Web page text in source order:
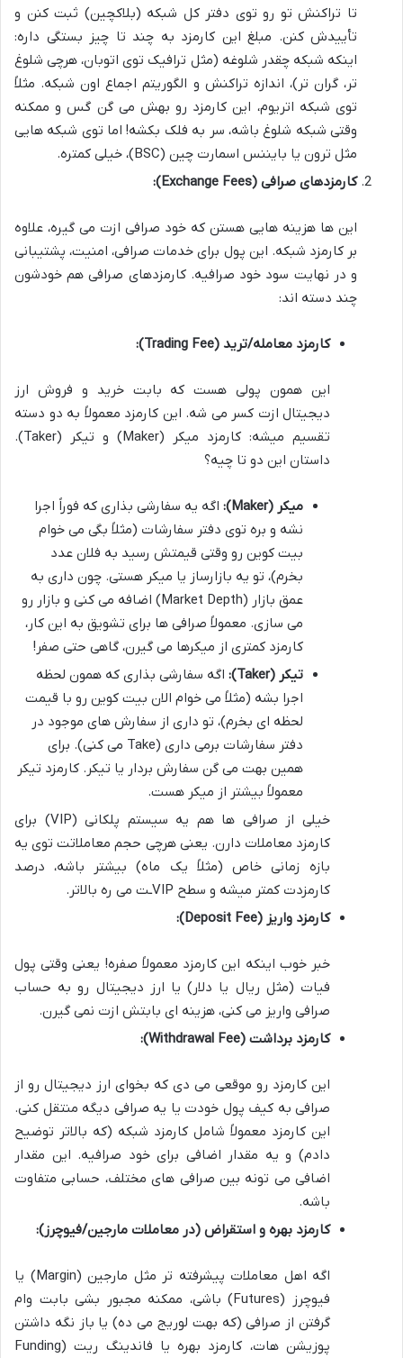
تا تراکنش تو رو توی دفتر کل شبکه (بلاکچین) ثبت کنن و
تأییدش کنن. مبلغ این کارمزد به چند تا چیز بستگی داره:
اینکه شبکه چقدر شلوغه (مثل ترافیک توی اتوبان، هرچی شلوغ
تر، گران تر)، اندازه تراکنش و الگوریتم اجماع اون شبکه. مثلاً
توی شبکه اتریوم، این کارمزد رو بهش می گن گس و ممکنه
وقتی شبکه شلوغ باشه، سر به فلک بکشه! اما توی شبکه هایی
مثل ترون یا بایننس اسمارت چین (BSC)، خیلی کمتره.
کارمزدهای صرافی (Exchange Fees):
این ها هزینه هایی هستن که خود صرافی ازت می گیره، علاوه
بر کارمزد شبکه. این پول برای خدمات صرافی، امنیت، پشتیبانی
و در نهایت سود خود صرافیه. کارمزدهای صرافی هم خودشون
چند دسته اند:
کارمزد معامله/ترید (Trading Fee):
این همون پولی هست که بابت خرید و فروش ارز
دیجیتال ازت کسر می شه. این کارمزد معمولاً به دو دسته
تقسیم میشه: کارمزد میکر (Maker) و تیکر (Taker).
داستان این دو تا چیه؟
میکر (Maker):
اگه یه سفارشی بذاری که فوراً اجرا
نشه و بره توی دفتر سفارشات (مثلاً بگی می خوام
بیت کوین رو وقتی قیمتش رسید به فلان عدد
بخرم)، تو یه بازارساز یا میکر هستی. چون داری به
عمق بازار (Market Depth) اضافه می کنی و بازار رو
می سازی. معمولاً صرافی ها برای تشویق به این کار،
کارمزد کمتری از میکرها می گیرن، گاهی حتی صفر!
تیکر (Taker):
اگه سفارشی بذاری که همون لحظه
اجرا بشه (مثلاً می خوام الان بیت کوین رو با قیمت
لحظه ای بخرم)، تو داری از سفارش های موجود در
دفتر سفارشات برمی داری (Take می کنی). برای
همین بهت می گن سفارش بردار یا تیکر. کارمزد تیکر
معمولاً بیشتر از میکر هست.
خیلی از صرافی ها هم یه سیستم پلکانی (VIP) برای
کارمزد معاملات دارن. یعنی هرچی حجم معاملاتت توی یه
بازه زمانی خاص (مثلاً یک ماه) بیشتر باشه، درصد
کارمزدت کمتر میشه و سطح VIPـت می ره بالاتر.
کارمزد واریز (Deposit Fee):
خبر خوب اینکه این کارمزد معمولاً صفره! یعنی وقتی پول
فیات (مثل ریال یا دلار) یا ارز دیجیتال رو به حساب
صرافی واریز می کنی، هزینه ای بابتش ازت نمی گیرن.
کارمزد برداشت (Withdrawal Fee):
این کارمزد رو موقعی می دی که بخوای ارز دیجیتال رو از
صرافی به کیف پول خودت یا یه صرافی دیگه منتقل کنی.
این کارمزد معمولاً شامل کارمزد شبکه (که بالاتر توضیح
دادم) و یه مقدار اضافی برای خود صرافیه. این مقدار
اضافی می تونه بین صرافی های مختلف، حسابی متفاوت
باشه.
کارمزد بهره و استقراض (در معاملات مارجین/فیوچرز):
اگه اهل معاملات پیشرفته تر مثل مارجین (Margin) یا
فیوچرز (Futures) باشی، ممکنه مجبور بشی بابت وام
گرفتن از صرافی (که بهت لوریج می ده) یا باز نگه داشتن
پوزیشن هات، کارمزد بهره یا فاندینگ ریت (Funding